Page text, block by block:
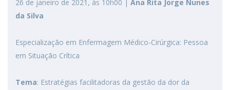
26 de janeiro de 2021, às 10h00 | Ana Rita Jorge Nunes
da Silva
Especialização em Enfermagem Médico-Cirúrgica: Pessoa
em Situação Crítica
Tema: Estratégias facilitadoras da gestão da dor da